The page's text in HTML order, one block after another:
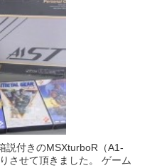
説付きのMSXturboR（A1-
させて頂きました。 ゲーム